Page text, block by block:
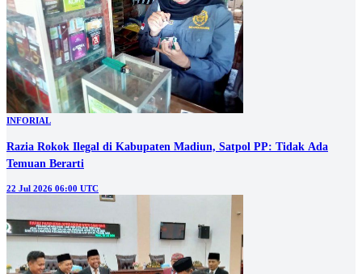
INFORIAL
Razia Rokok Ilegal di Kabupaten Madiun, Satpol PP: Tidak Ada
Temuan Berarti
22 Jul 2026 06:00 UTC